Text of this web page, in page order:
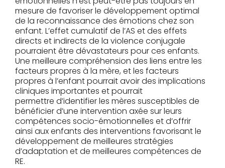
mesure de favoriser le développement optimal
de la reconnaissance des émotions chez son
enfant. L’effet cumulatif de l’AS et des effets
directs et indirects de la violence conjugale
pourraient être dévastateurs pour ces enfants.
Une meilleure compréhension des liens entre les
facteurs propres à la mère, et les facteurs
propres à l’enfant pourrait avoir des implications
cliniques importantes et pourrait
permettre d’identifier les mères susceptibles de
bénéficier d’une intervention axée sur leurs
compétences socio-émotionnelles et d’offrir
ainsi aux enfants des interventions favorisant le
développement de meilleures stratégies
d’adaptation et de meilleures compétences de
RE.